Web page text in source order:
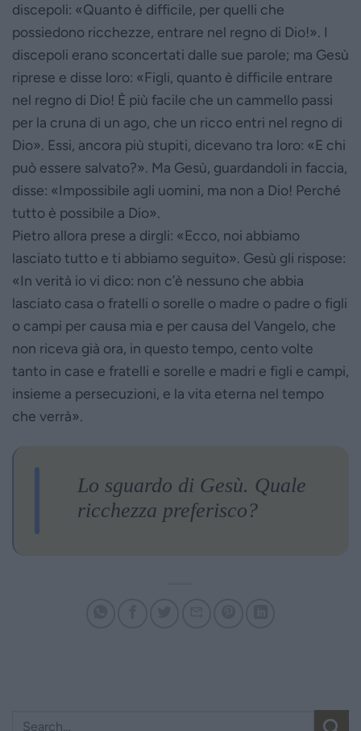
discepoli: «Quanto è difficile, per quelli che
possiedono ricchezze, entrare nel regno di Dio!». I
discepoli erano sconcertati dalle sue parole; ma Gesù
riprese e disse loro: «Figli, quanto è difficile entrare
nel regno di Dio! È più facile che un cammello passi
per la cruna di un ago, che un ricco entri nel regno di
Dio». Essi, ancora più stupiti, dicevano tra loro: «E chi
può essere salvato?». Ma Gesù, guardandoli in faccia,
disse: «Impossibile agli uomini, ma non a Dio! Perché
tutto è possibile a Dio».
Pietro allora prese a dirgli: «Ecco, noi abbiamo
lasciato tutto e ti abbiamo seguito». Gesù gli rispose:
«In verità io vi dico: non c’è nessuno che abbia
lasciato casa o fratelli o sorelle o madre o padre o figli
o campi per causa mia e per causa del Vangelo, che
non riceva già ora, in questo tempo, cento volte
tanto in case e fratelli e sorelle e madri e figli e campi,
insieme a persecuzioni, e la vita eterna nel tempo
che verrà».
Lo sguardo di Gesù. Quale
ricchezza preferisco?